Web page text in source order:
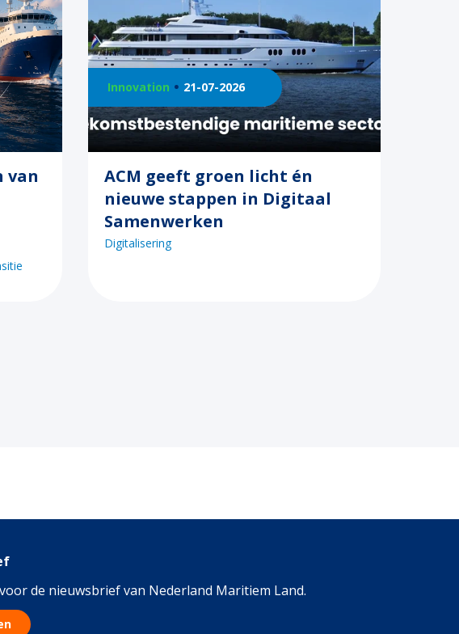
van
Innovation 21-07-2026
ACM geeft groen licht én
nieuwe stappen in Digitaal
Samenwerken
Digitalisering
de nieuwsbrief van Nederland Maritiem Land.